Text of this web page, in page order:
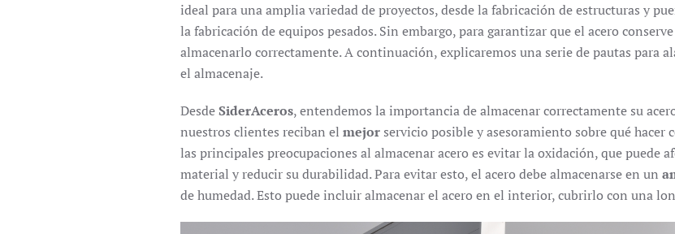
ideal para una amplia variedad de proyectos, desde la fabricación de estructuras y
la fabricación de equipos pesados. Sin embargo, para garantizar que el acero
almacenarlo correctamente. A continuación, explicaremos una serie de pautas para
el almacenaje.
DesdeSiderAceros, entendemos la importancia de almacenar correctamente su
nuestros clientes reciban el mejor servicio posible y asesoramiento sobre qué hacer
las principales preocupaciones al almacenar acero es evitar la oxidación, que puede
material y reducir su durabilidad. Para evitar esto, el acero debe almacenarse en un
de humedad. Esto puede incluir almacenar el acero en el interior, cubrirlo con una